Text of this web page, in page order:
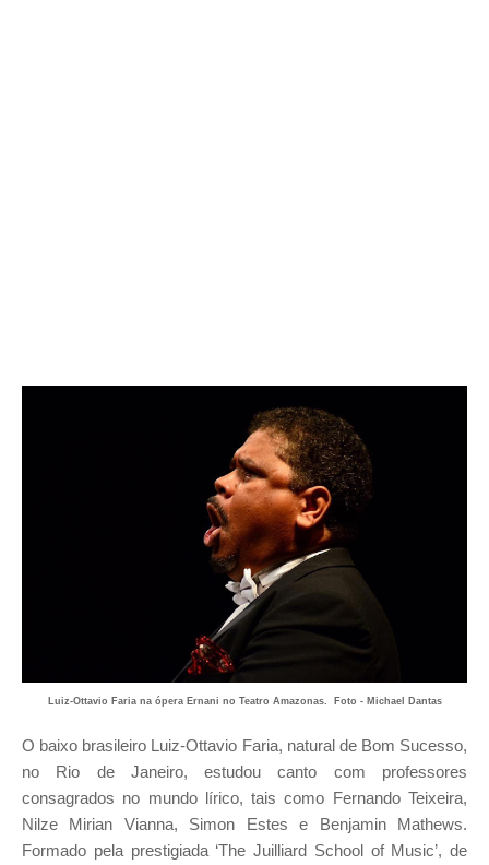
Luiz-Ottavio Faria na ópera Ernani no Teatro Amazonas. Foto - Michael Dantas
O baixo brasileiro Luiz-Ottavio Faria, natural de Bom Sucesso,
no Rio de Janeiro, estudou canto com professores
consagrados no mundo lírico, tais como Fernando Teixeira,
Nilze Mirian Vianna, Simon Estes e Benjamin Mathews.
Formado pela prestigiada ‘The Juilliard School of Music’, de